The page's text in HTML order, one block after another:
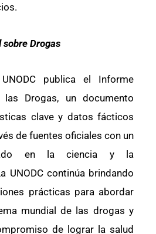
Drogas
publica el Informe
las Drogas, un documento
clave y datos fácticos
de fuentes oficiales con un
en la ciencia y la
UNODC continúa brindando
prácticas para abordar
mundial de las drogas y
de lograr la salud